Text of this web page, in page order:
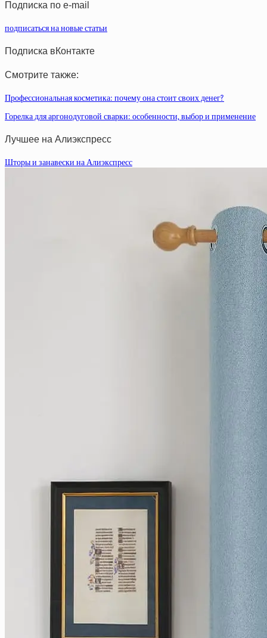
Подписка по e-mail
подписаться на новые статьи
Подписка вКонтакте
Смотрите также:
Профессиональная косметика: почему она стоит своих денег?
Горелка для аргонодуговой сварки: особенности, выбор и применение
Лучшее на Алиэкспресс
Шторы и занавески на Алиэкспресс